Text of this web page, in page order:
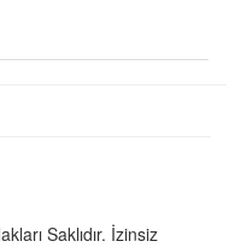
Saklıdır. İzinsiz